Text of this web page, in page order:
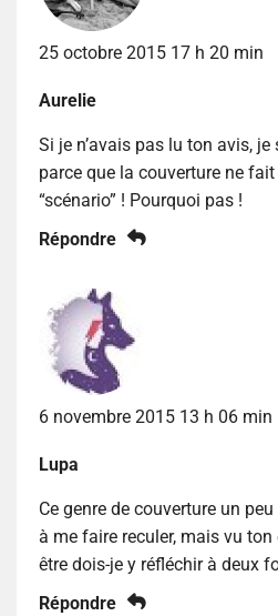
25 octobre 2015 17 h 20 min
Aurelie
Si je n’avais pas lu ton avis,
parce que la couverture ne
“scénario” ! Pourquoi pas !
Répondre
6 novembre 2015 13 h 06 min
Lupa
Ce genre de couverture un
à me faire reculer, mais vu
être dois-je y réfléchir à deux
Répondre